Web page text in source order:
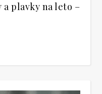
plavky na leto –